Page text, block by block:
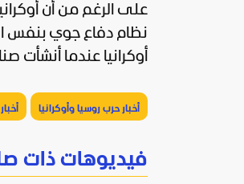
على الرغم من أن
نظام دفاع جوي بنفس
أوكرانيا عندما أنشأت
أخبار حرب روسيا وأوكرانيا
فيديوهات ذات